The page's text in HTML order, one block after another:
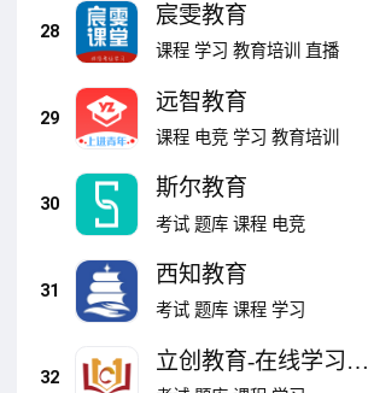
28
宸雯教育
课程 学习 教育培训 直播
29
远智教育
课程 电竞 学习 教育培训
30
斯尔教育
考试 题库 课程 电竞
31
西知教育
考试 题库 课程 学习
32
立创教育-在线学习平